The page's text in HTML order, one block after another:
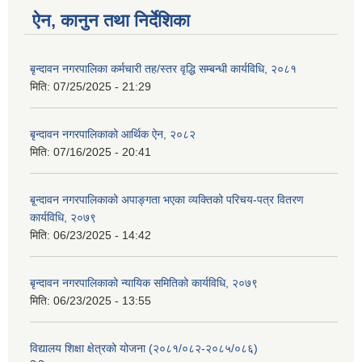
ऐन, कानुन तथा निर्देशिका
बृन्दावन नगरपालिका कर्मचारी तह/स्तर वृद्धि सम्बन्धी कार्यविधि, २०८१
मिति: 07/25/2025 - 21:29
बृन्दावन नगरपालिकाको आर्थिक ऐन, २०८२
मिति: 07/16/2025 - 20:41
बृ्न्दावन नगरपालिकाको अपाङ्गता भएका व्यक्तिको परिचय-पत्र वितरण
कार्यविधि, २०७९
मिति: 06/23/2025 - 14:42
बृन्दावन नगरपालिकाको न्यायिक समितिको कार्यविधि, २०७९
मिति: 06/23/2025 - 13:55
विद्यालय शिक्षा क्षेत्रको योजना (२०८१/०८२-२०८५/०८६)